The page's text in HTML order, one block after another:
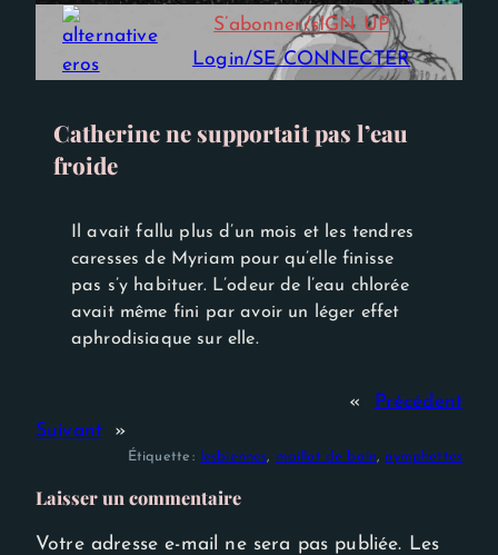
S’abonner/sIGN UP
Login/SE CONNECTER
Catherine ne supportait pas l’eau
froide
Il avait fallu plus d’un mois et les tendres
caresses de Myriam pour qu’elle finisse
pas s’y habituer. L’odeur de l’eau chlorée
avait même fini par avoir un léger effet
aphrodisiaque sur elle.
«
Précédent
Suivant
»
Étiquette : lesbiennes, maillot de bain, nymphettes
Laisser un commentaire
Votre adresse e-mail ne sera pas publiée. Les
Experience
Afin que notre
site Web
fonctionne
aussi bien que
de votre
visite. Si vous
refusez ces
cookies,
disparaîtront
du site Web.